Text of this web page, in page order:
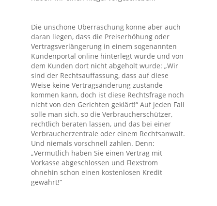
Die unschöne Überraschung könne aber auch
daran liegen, dass die Preiserhöhung oder
Vertragsverlängerung in einem sogenannten
Kundenportal online hinterlegt wurde und von
dem Kunden dort nicht abgeholt wurde: „Wir
sind der Rechtsauffassung, dass auf diese
Weise keine Vertragsänderung zustande
kommen kann, doch ist diese Rechtsfrage noch
nicht von den Gerichten geklärt!“ Auf jeden Fall
solle man sich, so die Verbraucherschützer,
rechtlich beraten lassen, und das bei einer
Verbraucherzentrale oder einem Rechtsanwalt.
Und niemals vorschnell zahlen. Denn:
„Vermutlich haben Sie einen Vertrag mit
Vorkasse abgeschlossen und Flexstrom
ohnehin schon einen kostenlosen Kredit
gewährt!“